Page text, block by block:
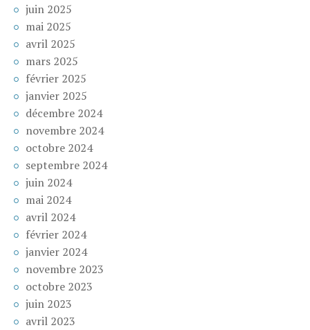
juin 2025
mai 2025
avril 2025
mars 2025
février 2025
janvier 2025
décembre 2024
novembre 2024
octobre 2024
septembre 2024
juin 2024
mai 2024
avril 2024
février 2024
janvier 2024
novembre 2023
octobre 2023
juin 2023
avril 2023